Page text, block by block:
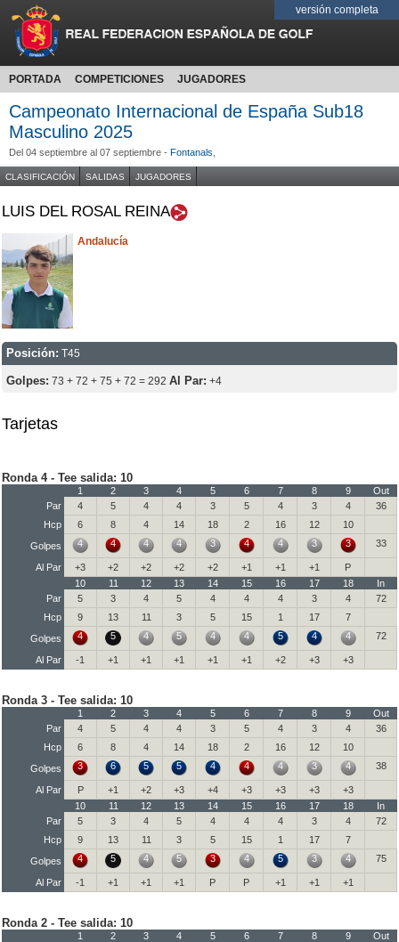
versión completa
PORTADA COMPETICIONES JUGADORES
Campeonato Internacional de España Sub18
Masculino 2025
Del 04 septiembre al 07 septiembre - Fontanals
CLASIFICACIÓN SALIDAS JUGADORES
LUIS DEL ROSAL REINA
Andalucía
Posición: T45
Golpes: 73 + 72 + 75 + 72 = 292 Al Par: +4
Tarjetas
Ronda 4 - Tee salida: 10
1 2 3 4 5 6 7 8 9
Out
Par
4 5 4 4 3 5 4 3 4
36
Hcp
6 8 4 14 18 2 16 12
10
Golpes
4 4 4 4 3 4 4 3 3 33
Al Par +3 +2 +2 +2 +2 +1 +1 +1
P
10
11 12 13 14 15 16 17 18
In
Par
5 3 4 5 4 4 4 3 4
72
Hcp
9 13 11 3 5 15 1 17
7
Golpes
4 5 4 5 4 4 5 4 4 72
Al Par -1 +1 +1 +1 +1 +1 +2 +3 +3
Ronda 3 - Tee salida: 10
1 2 3 4 5 6 7 8 9
Out
Par
4 5 4 4 3 5 4 3 4
36
Hcp
6 8 4 14 18 2 16 12
10
Golpes
3 6 5 5 4 4 4 3 4 38
Al Par P +1 +2 +3 +4 +3 +3 +3
+3
10
11 12 13 14 15 16 17 18
In
Par
5 3 4 5 4 4 4 3 4
72
Hcp
9 13 11 3 5 15 1 17
7
Golpes
4 5 4 5 3 4 5 3 4 75
Al Par -1 +1 +1 +1 P P +1 +1 +1
Ronda 2 - Tee salida: 10
1 2 3 4 5 6 7 8 9
Out